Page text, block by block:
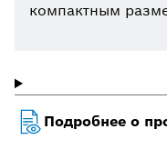
компактным
Подробнее о